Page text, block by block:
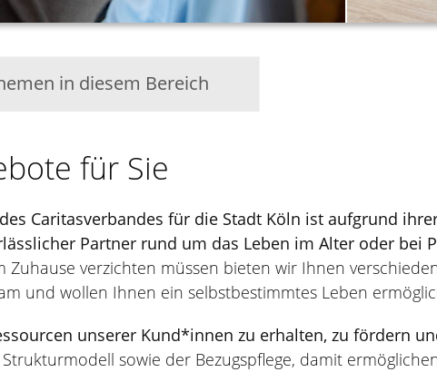
in diesem Bereich
für Sie
Caritasverbandes für die Stadt Köln ist aufgrund
Partner rund um das Leben im Alter oder bei
Zuhause verzichten müssen bieten wir Ihnen
und wollen Ihnen ein selbstbestimmtes Leben
unserer Kund*innen zu erhalten, zu fördern
sowie der Bezugspflege, damit